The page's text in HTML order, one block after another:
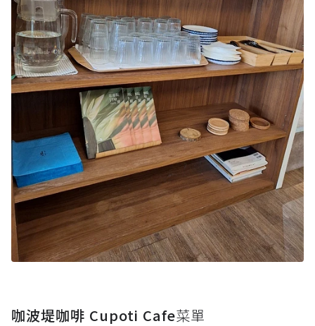
咖波堤咖啡 Cupoti Cafe菜單